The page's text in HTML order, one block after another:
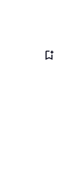
bookmark_add